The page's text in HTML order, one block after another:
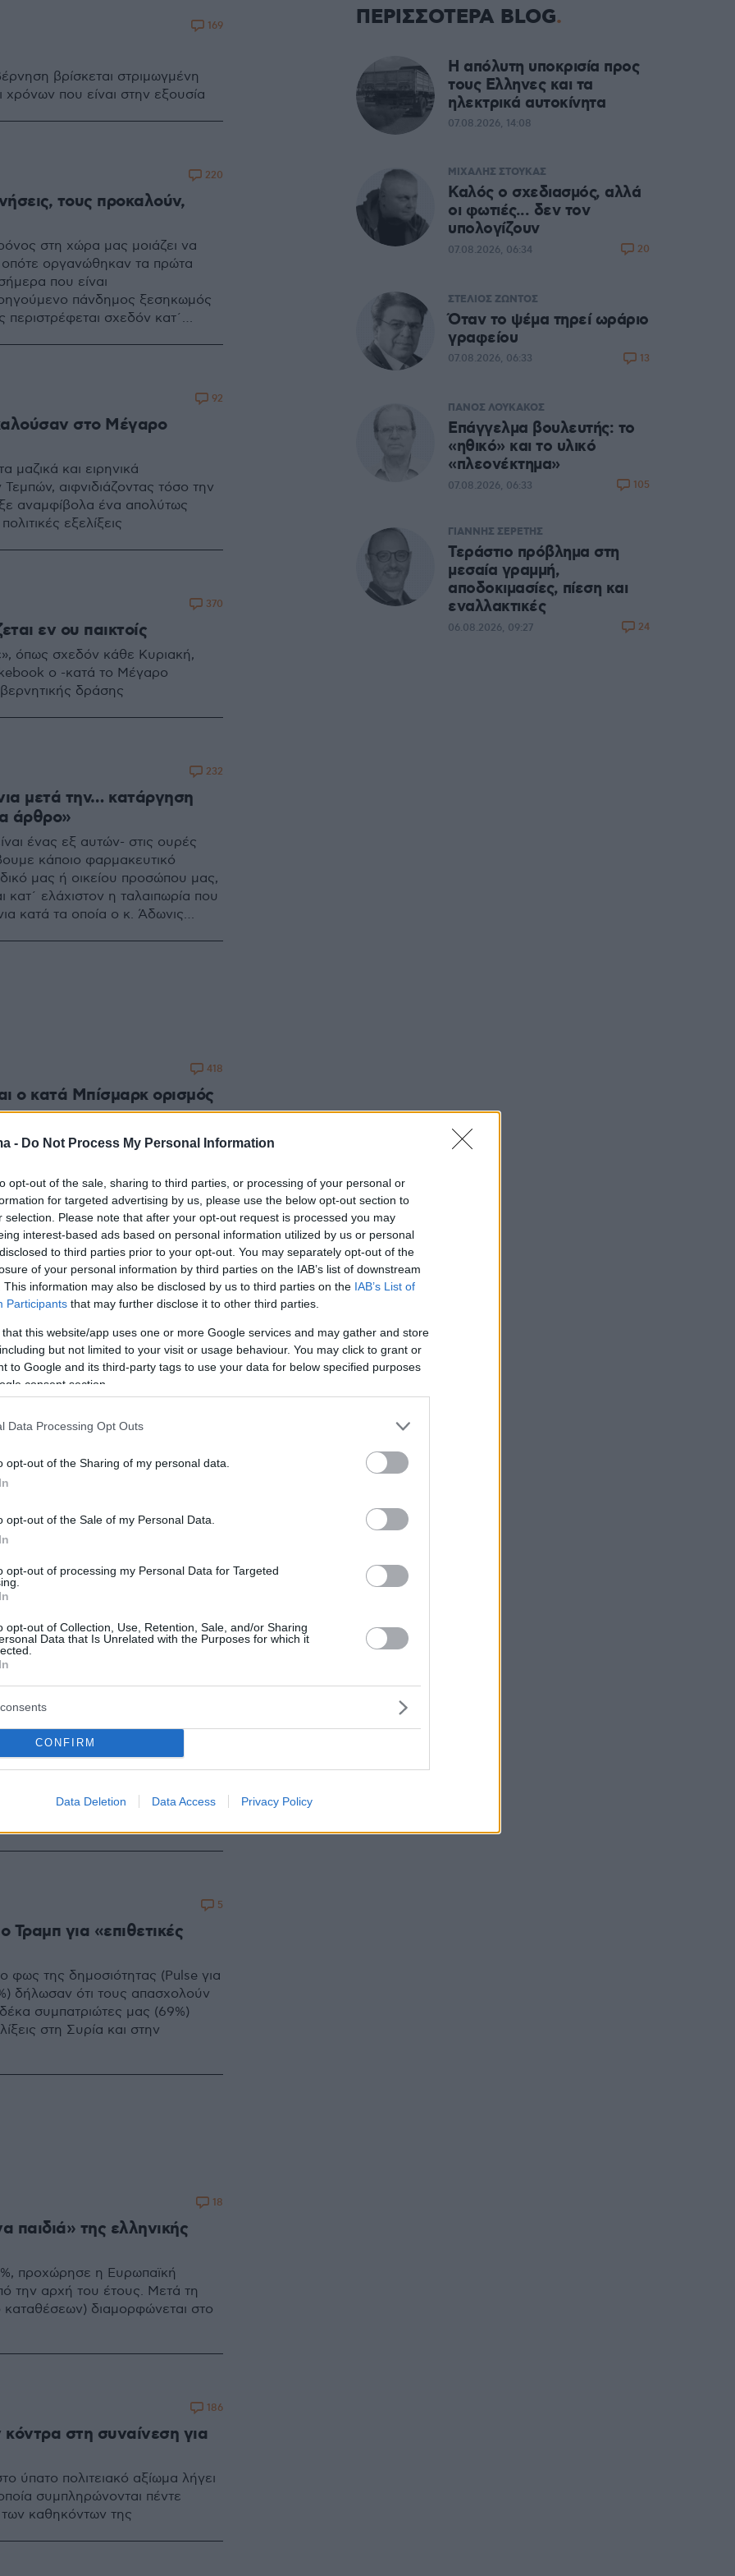
- Do Not Process My Personal Information
opt-out of the sale, sharing to third parties, or processing of your personal or
for targeted advertising by us, please use the below opt-out section to
selection. Please note that after your opt-out request is processed you may
interest-based ads based on personal information utilized by us or personal
to third parties prior to your opt-out. You may separately opt-out of the
of your personal information by third parties on the IAB’s list of downstream
This information may also be disclosed by us to third parties on the IAB’s List of
Participants that may further disclose it to other third parties.
that this website/app uses one or more Google services and may gather and store
but not limited to your visit or usage behaviour. You may click to grant or
to Google and its third-party tags to use your data for below specified purposes
consent section.
Data Processing Opt Outs
opt-out of the Sharing of my personal data.
opt-out of the Sale of my Personal Data.
opt-out of processing my Personal Data for Targeted
opt-out of Collection, Use, Retention, Sale, and/or Sharing
Data that Is Unrelated with the Purposes for which it
CONFIRM
Data Deletion Data Access Privacy Policy
ΠΕΡΙΣΣΟΤΕΡΑ BLOG
Η απόλυτη υποκρισία προς
τους Ελληνες και τα
ηλεκτρικά αυτοκίνητα
07.08.2026, 14:08
ΜΙΧΑΛΗΣ ΣΤΟΥΚΑΣ
Καλός ο σχεδιασμός, αλλά
οι φωτιές... δεν τον
υπολογίζουν
07.08.2026, 06:34 20
ΣΤΕΛΙΟΣ ΖΩΝΤΟΣ
Όταν το ψέμα τηρεί ωράριο
γραφείου
07.08.2026, 06:33 13
ΠΑΝΟΣ ΛΟΥΚΑΚΟΣ
Επάγγελμα βουλευτής: το
«ηθικό» και το υλικό
«πλεονέκτημα»
07.08.2026, 06:33 105
ΓΙΑΝΝΗΣ ΣΕΡΕΤΗΣ
Τεράστιο πρόβλημα στη
μεσαία γραμμή,
αποδοκιμασίες, πίεση και
εναλλακτικές
06.08.2026, 09:27 24
βρίσκεται στριμωγμένη
χρόνων που είναι στην εξουσία
169
τους προκαλούν,
στη χώρα μας μοιάζει να
οργανώθηκαν τα πρώτα
που είναι
πάνδημος ξεσηκωμός
σχεδόν κατ΄
220
στο Μέγαρο
μαζικά και ειρηνικά
αιφνιδιάζοντας τόσο την
αναμφίβολα ένα απολύτως
εξελίξεις
92
εν ου παικτοίς
όπως σχεδόν κάθε Κυριακή,
ο -κατά το Μέγαρο
δράσης
370
μετά την… κατάργηση
άρθρο»
ένας εξ αυτών- στις ουρές
κάποιο φαρμακευτικό
μας ή οικείου προσώπου μας,
κατ΄ ελάχιστον η ταλαιπωρία που
κατά τα οποία ο κ. Άδωνις
232
ο κατά Μπίσμαρκ ορισμός
κρίσιμες αποφάσεις, που ο
της ζωής του, είναι τις
κόστος και το όφελος που
που έχεις ενώπιόν σου και
θετικότερο ισοζύγιο
418
ανέλαβαν τη διοίκηση
το Γ΄Ράιχ. Ο Φύρερ εισήλθε
στρατός συνεπλήρωσε την
του Ράιχ κατέλαβον την
25
διχαστικές αφορμές
στους καφενέδες και σε
τα γιορτινά τραπέζια,
από την ανάγνωση
πιστοποίησης της
να υπερκεράσουν την
του 2025
η ευχή που απηύθυναν
είχαν μεν βγει
Β΄ Παγκόσμιου Πολέμου,
τους επιβιώσαντες με
ότι ένας «Θαυμαστός
για «επιθετικές
φως της δημοσιότητας (Pulse για
δήλωσαν ότι τους απασχολούν
συμπατριώτες μας (69%)
στη Συρία και στην
5
παιδιά» της ελληνικής
προχώρησε η Ευρωπαϊκή
την αρχή του έτους. Μετά τη
καταθέσεων) διαμορφώνεται στο
18
στη συναίνεση για
ύπατο πολιτειακό αξίωμα λήγει
συμπληρώνονται πέντε
καθηκόντων της
186